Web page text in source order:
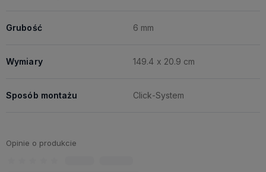
Grubość 6 mm
Wymiary 149.4 x 20.9 cm
Sposób montażu Click-System
Opinie o produkcie